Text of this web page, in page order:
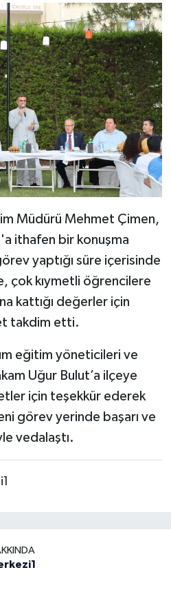
Müdürü Mehmet Çimen,
ithafen bir konuşma
yaptığı süre içerisinde
çok kıymetli öğrencilere
kattığı değerler için
takdim etti.
eğitim yöneticileri ve
Uğur Bulut’a ilçeye
için teşekkür ederek
görev yerinde başarı ve
vedalaştı.